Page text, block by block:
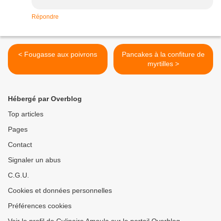
Répondre
< Fougasse aux poivrons
Pancakes à la confiture de
myrtilles >
Hébergé par Overblog
Top articles
Pages
Contact
Signaler un abus
C.G.U.
Cookies et données personnelles
Préférences cookies